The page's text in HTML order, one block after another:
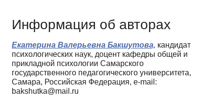
Информация об авторах
Екатерина Валерьевна Бакшутова, кандидат
психологических наук, доцент кафедры общей и
прикладной психологии Самарского
государственного педагогического университета,
Самара, Российская Федерация, e-mail:
bakshutka@mail.ru